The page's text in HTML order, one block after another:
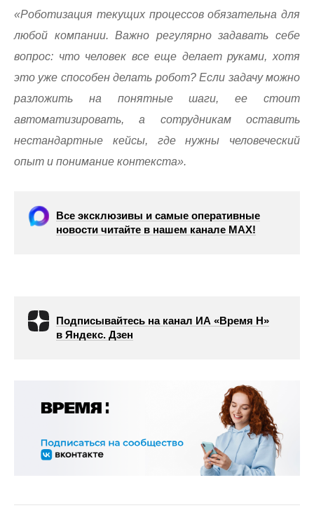
«Роботизация текущих процессов обязательна для
любой компании. Важно регулярно задавать себе
вопрос: что человек все еще делает руками, хотя
это уже способен делать робот? Если задачу можно
разложить на понятные шаги, ее стоит
автоматизировать, а сотрудникам оставить
нестандартные кейсы, где нужны человеческий
опыт и понимание контекста».
Все эксклюзивы и самые оперативные
новости читайте в нашем канале МАХ!
Подписывайтесь на канал ИА «Время Н»
в Яндекс. Дзен